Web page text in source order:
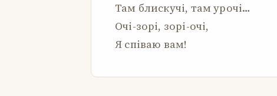
Там блискучі, там урочі…
Очі-зорі, зорі-очі,
Я співаю вам!